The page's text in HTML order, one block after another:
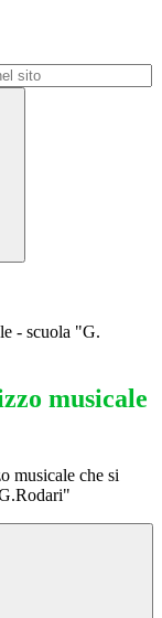
- scuola "G.
musicale
musicale che si